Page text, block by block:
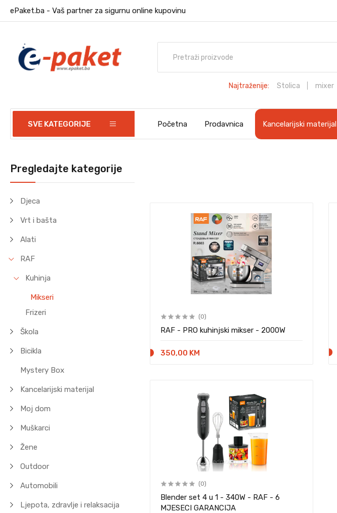
ePaket.ba - Vaš partner za sigurnu online kupovinu
Najtraženije: Stolica mixer
SVE KATEGORIJE Početna Prodavnica Kancelarijski materijal
Pregledajte kategorije
Djeca
Vrt i bašta
Alati
RAF
Kuhinja
Mikseri
Frizeri
Škola
Bicikla
Mystery Box
Kancelarijski materijal
Moj dom
Muškarci
Žene
Outdoor
Automobili
Ljepota, zdravlje i relaksacija
(0)
RAF - PRO kuhinjski mikser - 2000W
350,00 KM
(0)
Blender set 4 u 1 - 340W - RAF - 6
MJESECI GARANCIJA